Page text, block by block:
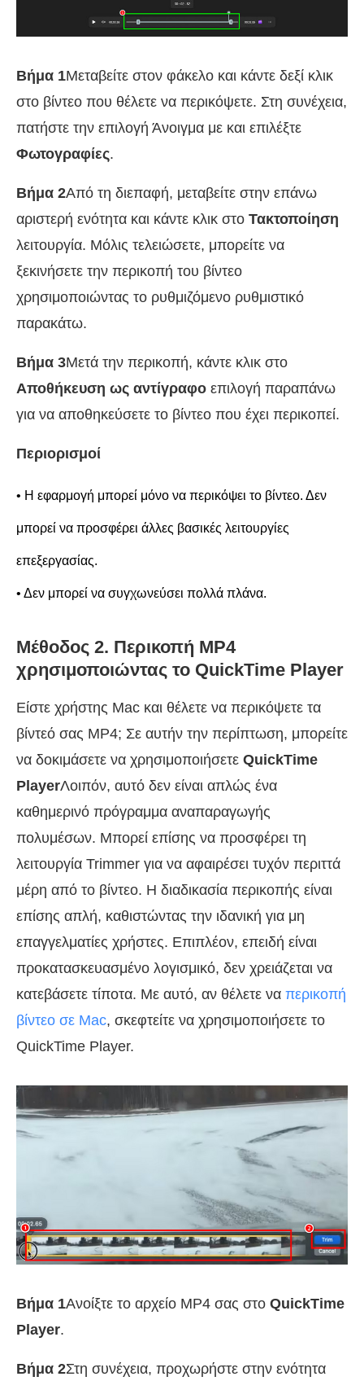
Βήμα 1Μεταβείτε στον φάκελο και κάντε δεξί κλικ
στο βίντεο που θέλετε να περικόψετε. Στη συνέχεια,
πατήστε την επιλογή Άνοιγμα με και επιλέξτε
Φωτογραφίες.
Βήμα 2Από τη διεπαφή, μεταβείτε στην επάνω
αριστερή ενότητα και κάντε κλικ στο Τακτοποίηση
λειτουργία. Μόλις τελειώσετε, μπορείτε να
ξεκινήσετε την περικοπή του βίντεο
χρησιμοποιώντας το ρυθμιζόμενο ρυθμιστικό
παρακάτω.
Βήμα 3Μετά την περικοπή, κάντε κλικ στο
Αποθήκευση ως αντίγραφο επιλογή παραπάνω
για να αποθηκεύσετε το βίντεο που έχει περικοπεί.
Περιορισμοί
• Η εφαρμογή μπορεί μόνο να περικόψει το βίντεο. Δεν
μπορεί να προσφέρει άλλες βασικές λειτουργίες
επεξεργασίας.
• Δεν μπορεί να συγχωνεύσει πολλά πλάνα.
Μέθοδος 2. Περικοπή MP4
χρησιμοποιώντας το QuickTime Player
Είστε χρήστης Mac και θέλετε να περικόψετε τα
βίντεό σας MP4; Σε αυτήν την περίπτωση, μπορείτε
να δοκιμάσετε να χρησιμοποιήσετε QuickTime
PlayerΛοιπόν, αυτό δεν είναι απλώς ένα
καθημερινό πρόγραμμα αναπαραγωγής
πολυμέσων. Μπορεί επίσης να προσφέρει τη
λειτουργία Trimmer για να αφαιρέσει τυχόν περιττά
μέρη από το βίντεο. Η διαδικασία περικοπής είναι
επίσης απλή, καθιστώντας την ιδανική για μη
επαγγελματίες χρήστες. Επιπλέον, επειδή είναι
προκατασκευασμένο λογισμικό, δεν χρειάζεται να
κατεβάσετε τίποτα. Με αυτό, αν θέλετε να περικοπή
βίντεο σε Mac, σκεφτείτε να χρησιμοποιήσετε το
QuickTime Player.
Βήμα 1Ανοίξτε το αρχείο MP4 σας στο QuickTime
Player.
Βήμα 2Στη συνέχεια, προχωρήστε στην ενότητα